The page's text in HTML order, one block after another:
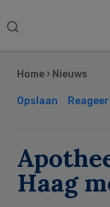
Search
Home › Nieuws
Opslaan
Haag
Sidebar